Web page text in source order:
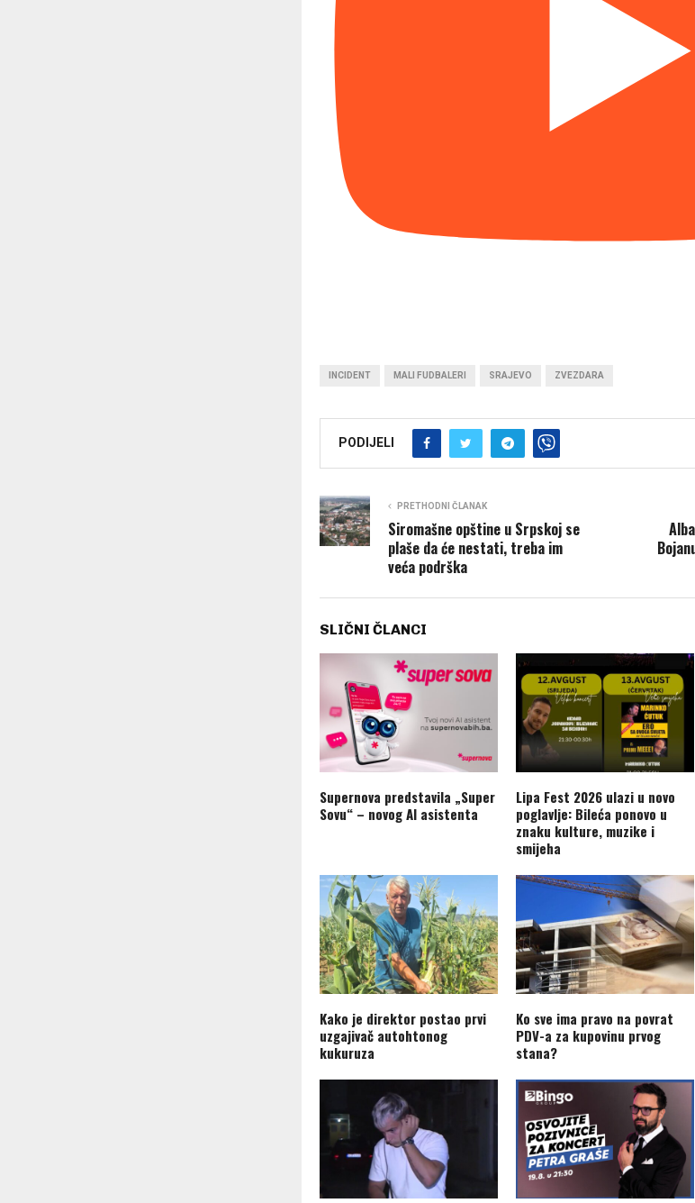
INCIDENT MALI FUDBALERI SRAJEVO ZVEZDARA
PODIJELI
PRETHODNI ČLANAK
Siromašne opštine u Srpskoj se
plaše da će nestati, treba im
veća podrška
SLIČNI ČLANCI
Supernova predstavila „Super
Sovu“ – novog AI asistenta
Lipa Fest 2026 ulazi u novo
poglavlje: Bileća ponovo u
znaku kulture, muzike i
smijeha
Kako je direktor postao prvi
uzgajivač autohtonog
kukuruza
Ko sve ima pravo na povrat
PDV-a za kupovinu prvog
stana?